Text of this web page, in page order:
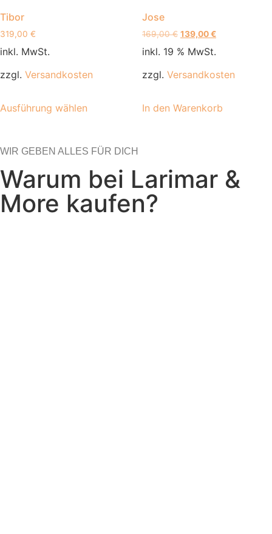
Tibor
319,00 €
inkl. MwSt.
zzgl. Versandkosten
Ausführung wählen
Jose
169,00€ 139,00€
inkl. 19 % MwSt.
zzgl. Versandkosten
In den Warenkorb
WIR GEBEN ALLES FÜR DICH
Warum bei Larimar &
More kaufen?